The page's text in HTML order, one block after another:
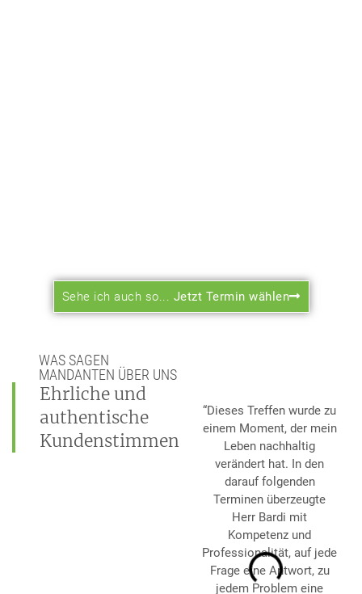
Sehe ich auch so... Jetzt Termin wählen
WAS SAGEN
MANDANTEN ÜBER UNS
Ehrliche und
authentische
Kundenstimmen
“Dieses Treffen wurde zu
einem Moment, der mein
Leben nachhaltig
verändert hat. In den
darauf folgenden
Terminen überzeugte
Herr Bardi mit
Kompetenz und
Professionalität, auf jede
Frage eine Antwort, zu
jedem Problem eine